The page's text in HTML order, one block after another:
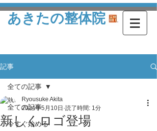
あきたの整体院
記事
全ての記事
今すぐ始める
全ての記事
新しくロゴ登場
Ryousuke Akita
2024年5月10日 読了時間: 1分